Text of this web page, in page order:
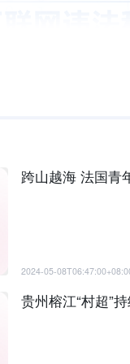
跨山越海 法国青
2024-05-
贵州榕江“村超”